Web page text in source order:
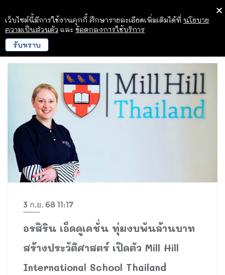
3 ก.ย. 68 11:17
อรสิริน เอ็ดดูเคชั่น ทุ่มงบพันล้านบาท
สร้างประวัติศาสตร์ เปิดตัว Mill Hill
International School Thailand
เว็บไซต์นี้มีการใช้งานคุกกี้ ศึกษารายละเอียดเพิ่มเติมได้ที่ นโยบาย
ความเป็นส่วนตัว และ ข้อตกลงการใช้บริการ
รับทราบ